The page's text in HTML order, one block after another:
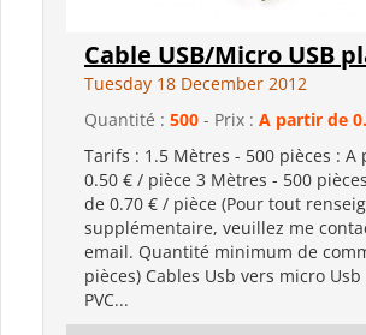
Cable USB/Micro USB
Tuesday 18 December 2012
Quantité : 500 - Prix : A partir de
Tarifs : 1.5 Mètres - 500 pièces : A
0.50 € / pièce 3 Mètres - 500
de 0.70 € / pièce (Pour tout
supplémentaire, veuillez me
email. Quantité minimum de
pièces) Cables Usb vers micro
PVC...